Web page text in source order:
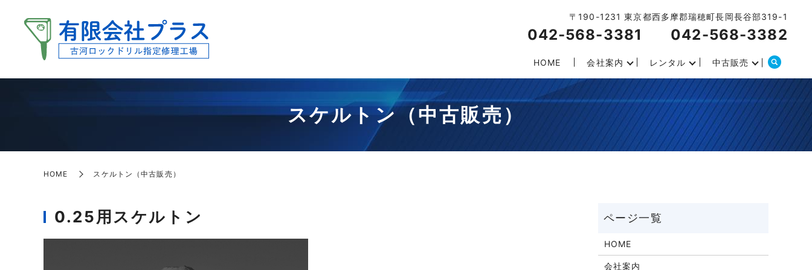
HOME 会社案内 レンタル 中古販売
〒190-1231 東京都西多摩郡瑞穂町長岡長谷部319-1
042-568-3381 042-568-3382
スケルトン（中古販売）
HOME スケルトン（中古販売）
0.25用スケルトン
HOME
会社案内